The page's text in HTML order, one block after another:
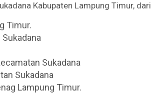
Kabupaten Lampung Timur, dari
Timur.
Sukadana
Sukadana
Lampung Timur.